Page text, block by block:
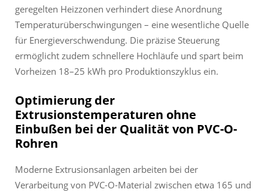
geregelten Heizzonen verhindert diese Anordnung
Temperaturüberschwingungen – eine wesentliche Quelle
für Energieverschwendung. Die präzise Steuerung
ermöglicht zudem schnellere Hochläufe und spart beim
Vorheizen 18–25 kWh pro Produktionszyklus ein.
Optimierung der
Extrusionstemperaturen ohne
Einbußen bei der Qualität von PVC-O-
Rohren
Moderne Extrusionsanlagen arbeiten bei der
Verarbeitung von PVC-O-Material zwischen etwa 165 und